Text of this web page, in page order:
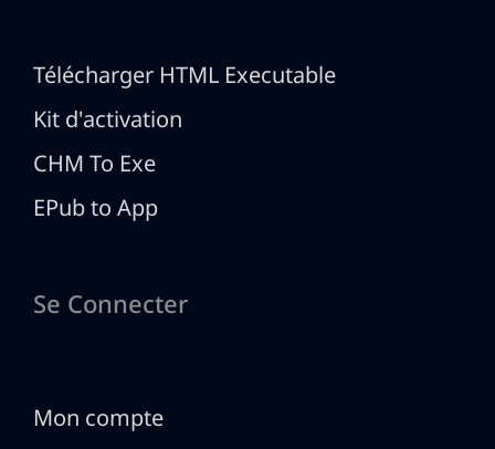
Télécharger HTML Executable
Kit d'activation
CHM To Exe
EPub to App
Se Connecter
Mon compte